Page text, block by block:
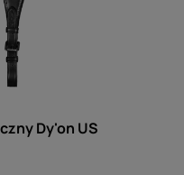
Dy'on US